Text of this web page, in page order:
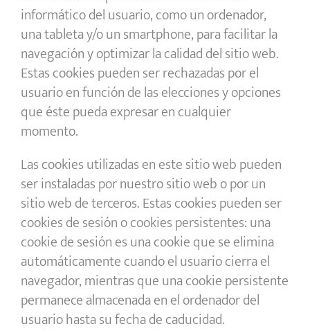
informático del usuario, como un ordenador,
una tableta y/o un smartphone, para facilitar la
navegación y optimizar la calidad del sitio web.
Estas cookies pueden ser rechazadas por el
usuario en función de las elecciones y opciones
que éste pueda expresar en cualquier
momento.
Las cookies utilizadas en este sitio web pueden
ser instaladas por nuestro sitio web o por un
sitio web de terceros. Estas cookies pueden ser
cookies de sesión o cookies persistentes: una
cookie de sesión es una cookie que se elimina
automáticamente cuando el usuario cierra el
navegador, mientras que una cookie persistente
permanece almacenada en el ordenador del
usuario hasta su fecha de caducidad.